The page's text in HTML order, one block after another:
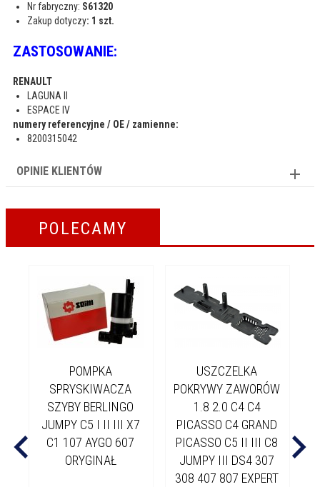
Nr fabryczny: S61320
Zakup dotyczy: 1 szt.
ZASTOSOWANIE:
RENAULT
LAGUNA II
ESPACE IV
numery referencyjne / OE / zamienne:
8200315042
OPINIE KLIENTÓW
POLECAMY
POMPKA
SPRYSKIWACZA
SZYBY BERLINGO
JUMPY C5 I II III X7
C1 107 AYGO 607
ORYGINAŁ
USZCZELKA
POKRYWY ZAWORÓW
1.8 2.0 C4 C4
PICASSO C4 GRAND
PICASSO C5 II III C8
JUMPY III DS4 307
308 407 807 EXPERT